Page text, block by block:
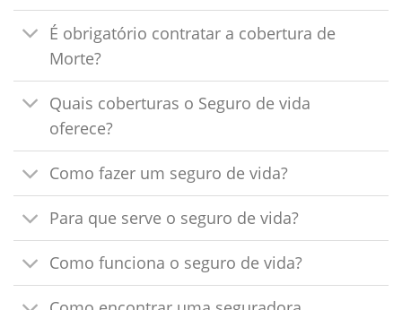
É obrigatório contratar a cobertura de
Morte?
Quais coberturas o Seguro de vida
oferece?
Como fazer um seguro de vida?
Para que serve o seguro de vida?
Como funciona o seguro de vida?